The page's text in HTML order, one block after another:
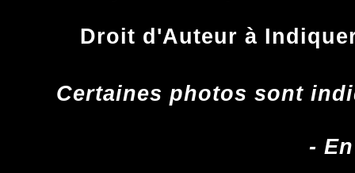
Droit d'Auteur à
Certaines photos sont
-